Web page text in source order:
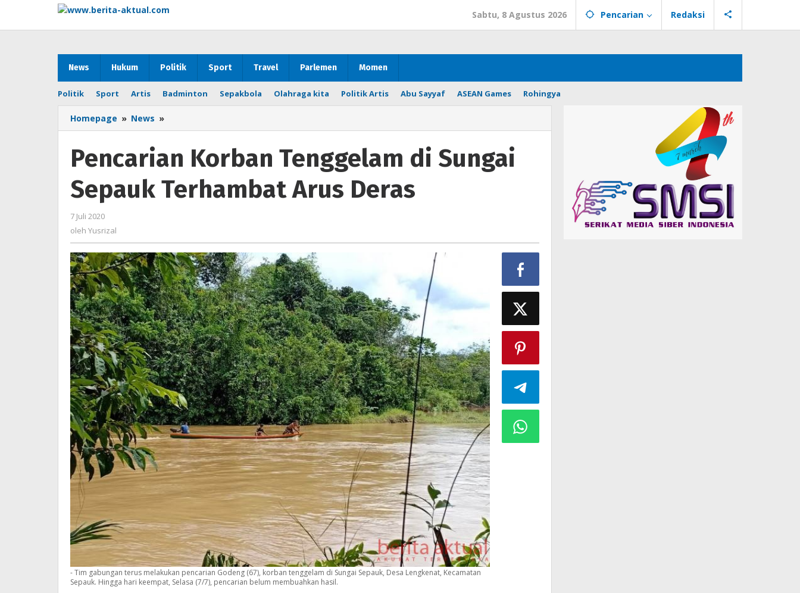
konten
Sabtu, 8 Agustus 2026 Pencarian Redaksi
News Hukum Politik Sport Travel Parlemen Momen
Politik Sport Artis Badminton Sepakbola Olahraga kita Politik Artis Abu Sayyaf ASEAN Games Rohingya
Homepage » News »
Korban
di
Sungai
Sepauk
Terhambat
Pencarian Korban Tenggelam di Sungai
Sepauk Terhambat Arus Deras
7 Juli 2020
Yusrizal
oleh Yusrizal
- Tim gabungan terus melakukan pencarian Godeng (67), korban tenggelam di Sungai Sepauk, Desa Lengkenat, Kecamatan
Sepauk. Hingga hari keempat, Selasa (7/7), pencarian belum membuahkan hasil.